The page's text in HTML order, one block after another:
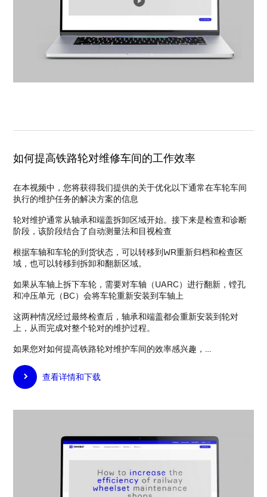
如何提高铁路轮对维修车间的工作效率
在本视频中，您将获得我们提供的关于优化以下通常在车轮车间
执行的维护任务的解决方案的信息
轮对维护通常从轴承和端盖拆卸区域开始。接下来是检查和诊断
阶段，该阶段结合了自动测量法和目视检查
根据车轴和车轮的到货状态，可以转移到WR重新归档和检查区
域，也可以转移到拆卸和翻新区域。
如果从车轴上拆下车轮，需要对车轴（UARC）进行翻新，镗孔
和冲压单元（BC）会将车轮重新安装到车轴上
这两种情况经过最终检查后，轴承和端盖都会重新安装到轮对
上，从而完成对整个轮对的维护过程。
如果您对如何提高铁路轮对维护车间的效率感兴趣，…
查看详情和下载